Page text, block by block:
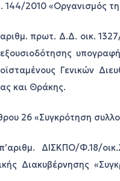
144/2010 «Οργανισμός
πρωτ. Δ.Δ. οικ.
Γενικών
και Θράκης.
26 «Συγκρότηση
ΔΙΣΚΠΟ/Φ.18/
Διακυβέρνησης